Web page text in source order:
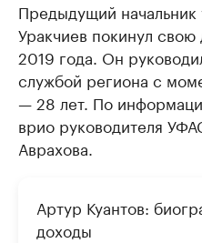
Предыдущий
Уракчиев покинул
2019 года. Он
службой региона с
— 28 лет. По
врио руководителя
Аврахова.
Артур Куантов:
доходы